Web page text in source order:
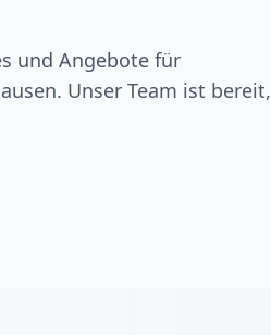
und Angebote für
. Unser Team ist bereit,